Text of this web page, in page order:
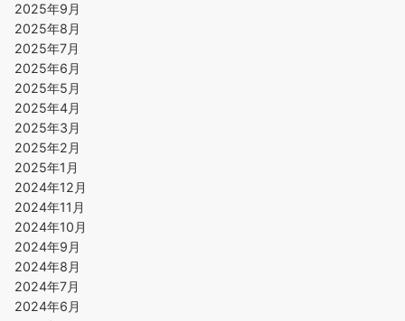
2025年9月
2025年8月
2025年7月
2025年6月
2025年5月
2025年4月
2025年3月
2025年2月
2025年1月
2024年12月
2024年11月
2024年10月
2024年9月
2024年8月
2024年7月
2024年6月